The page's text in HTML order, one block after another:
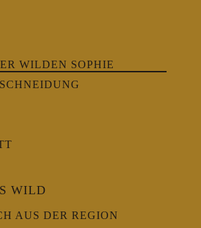
WILDEN SOPHIE
WILD
AUS DER REGION